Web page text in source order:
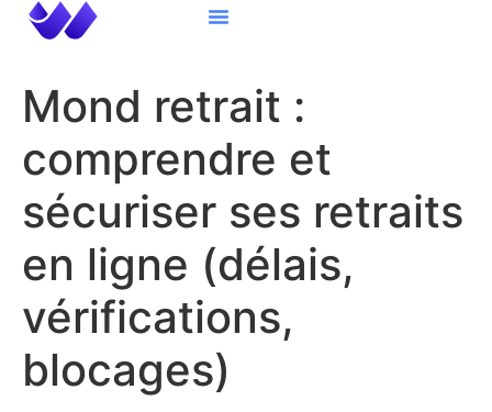
Mond retrait :
comprendre et
sécuriser ses retraits
en ligne (délais,
vérifications,
blocages)